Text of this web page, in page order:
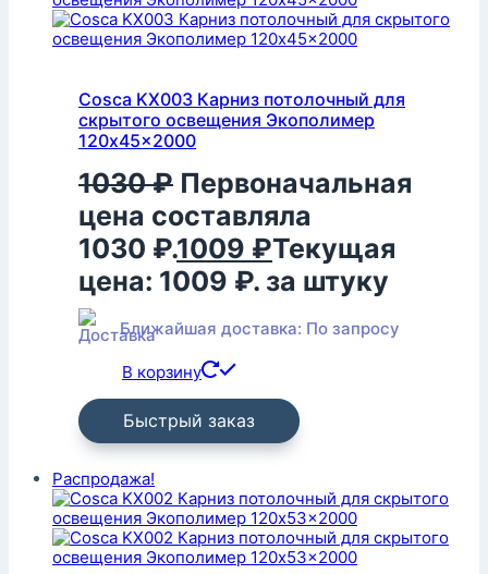
Cosca KX003 Карниз потолочный для
скрытого освещения Экополимер
120x45x2000
1030₽ Первоначальная
цена составляла
1030 ₽.1009 ₽Текущая
цена: 1009 ₽. за штуку
Ближайшая доставка: По запросу
В корзину
Быстрый заказ
Распродажа!